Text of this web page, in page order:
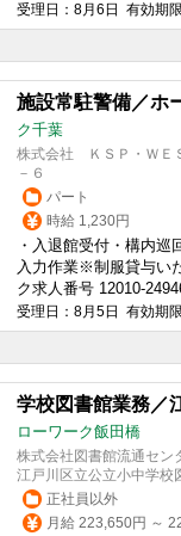
受理日：8月6日 有効期
施設常駐警備／
ク千葉
株式会社 ＫＳＰ・ＷＥ
－６
パート
時給 1,230円
・入退館受付 ・構内巡
入力作業※制服貸与い
ク求人番号 12010-
受理日：8月5日 有効期
学校図書館業務／
ローワーク飯田橋
株式会社図書館流通セ
江戸川区立公立小中学校
正社員以外
月給 223,650円 ～